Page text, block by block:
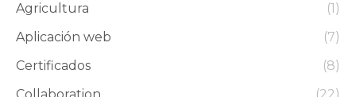
Agricultura
(1)
Aplicación web
(7)
Certificados
(8)